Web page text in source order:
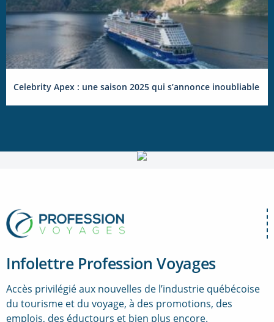
Celebrity Apex : une saison 2025 qui s’annonce inoubliable
Infolettre Profession Voyages
Accès privilégié aux nouvelles de l’industrie québécoise
du tourisme et du voyage, à des promotions, des
emplois, des éductours et bien plus encore.